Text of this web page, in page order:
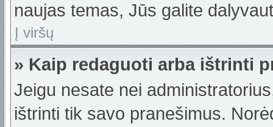
naujas temas, Jūs galite
Į viršų
» Kaip redaguoti arba ištrinti
Jeigu nesate nei
ištrinti tik savo pranešimus.